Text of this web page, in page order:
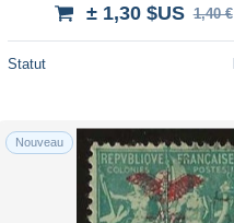
± 1,30 $US 1,40 €
Statut
Nouveau